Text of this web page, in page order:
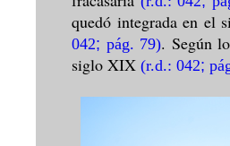
quedó integrada en el
042; pág. 79). Según
siglo XIX (r.d.: 042;